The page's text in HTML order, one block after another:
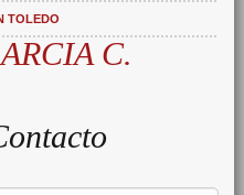
TOLEDO
C.